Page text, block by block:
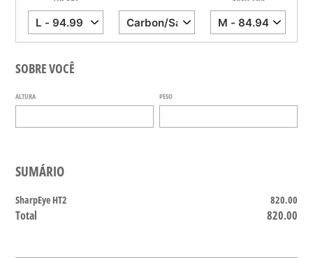
SOBRE VOCÊ
ALTURA PESO
SUMÁRIO
SharpEye HT2 820.00
Total 820.00